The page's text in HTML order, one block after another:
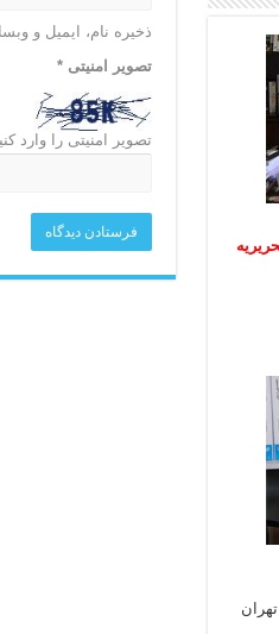
ذخیره نام، ایمیل و
تصویر امنیتی*
تصویر امنیتی را وارد